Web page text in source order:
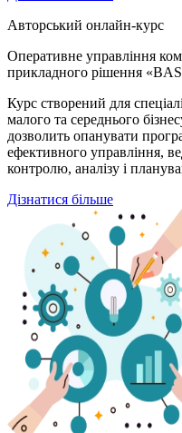
Авторський онлайн-курс
Оперативне управління
прикладного рішення
Курс створений для
малого та середнього
дозволить опанувати
ефективного управління,
контролю, аналізу і
Дізнатися більше